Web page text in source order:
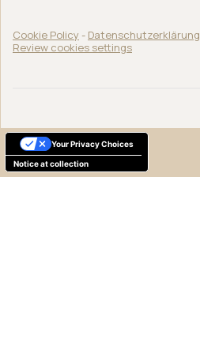
Cookie Policy - Datenschutzerklärung
Review cookies settings
Notice at collection
Your Privacy Choices